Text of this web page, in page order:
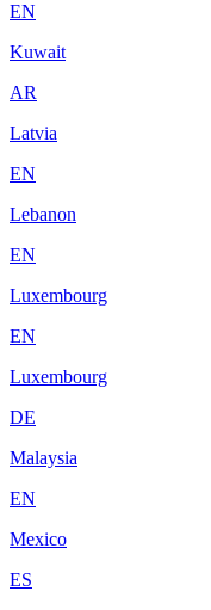
EN
Kuwait
AR
Latvia
EN
Lebanon
EN
Luxembourg
EN
Luxembourg
DE
Malaysia
EN
Mexico
ES